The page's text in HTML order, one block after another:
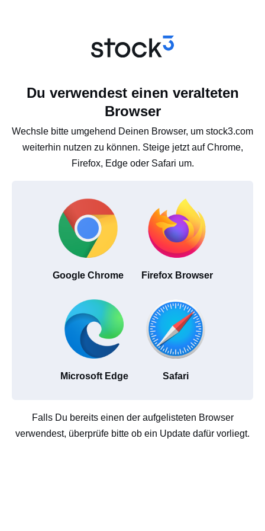
Du verwendest einen veralteten
Browser
Wechsle bitte umgehend Deinen Browser, um stock3.com
weiterhin nutzen zu können. Steige jetzt auf Chrome,
Firefox, Edge oder Safari um.
Google Chrome Firefox Browser
Microsoft Edge Safari
Falls Du bereits einen der aufgelisteten Browser
verwendest, überprüfe bitte ob ein Update dafür vorliegt.